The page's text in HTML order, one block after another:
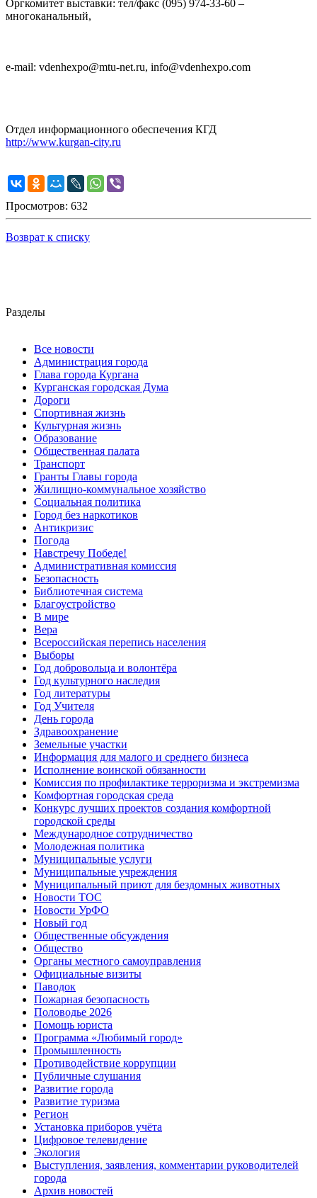
Оргкомитет выставки: тел/факс (095) 974-33-60 –
многоканальный,
e-mail: vdenhexpo@mtu-net.ru, info@vdenhexpo.com
Отдел информационного обеспечения КГД
http://www.kurgan-city.ru
Просмотров: 632
Возврат к списку
Разделы
Все новости
Администрация города
Глава города Кургана
Курганская городская Дума
Дороги
Спортивная жизнь
Культурная жизнь
Образование
Общественная палата
Транспорт
Гранты Главы города
Жилищно-коммунальное хозяйство
Социальная политика
Город без наркотиков
Антикризис
Погода
Навстречу Победе!
Административная комиссия
Безопасность
Библиотечная система
Благоустройство
В мире
Вера
Всероссийская перепись населения
Выборы
Год добровольца и волонтёра
Год культурного наследия
Год литературы
Год Учителя
День города
Здравоохранение
Земельные участки
Информация для малого и среднего бизнеса
Исполнение воинской обязанности
Комиссия по профилактике терроризма и экстремизма
Комфортная городская среда
Конкурс лучших проектов создания комфортной
городской среды
Международное сотрудничество
Молодежная политика
Муниципальные услуги
Муниципальные учреждения
Муниципальный приют для бездомных животных
Новости ТОС
Новости УрФО
Новый год
Общественные обсуждения
Общество
Органы местного самоуправления
Официальные визиты
Паводок
Пожарная безопасность
Половодье 2026
Помощь юриста
Программа «Любимый город»
Промышленность
Противодействие коррупции
Публичные слушания
Развитие города
Развитие туризма
Регион
Установка приборов учёта
Цифровое телевидение
Экология
Выступления, заявления, комментарии руководителей
города
Архив новостей